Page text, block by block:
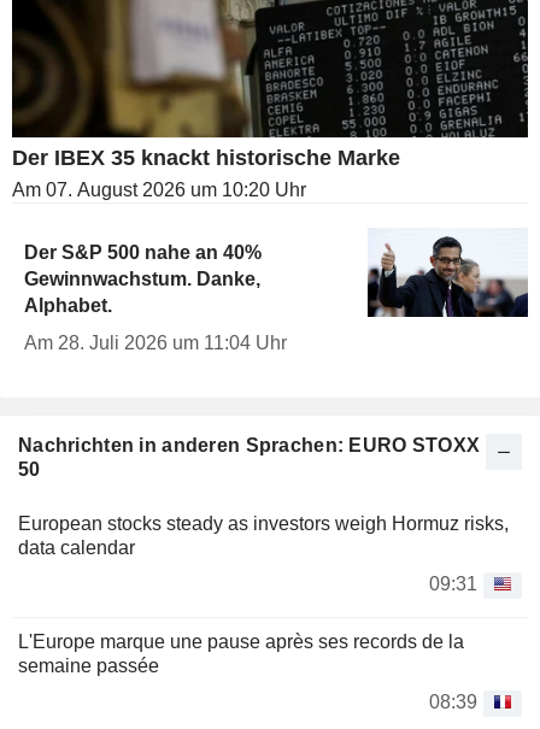
Nachrichten in anderen Sprachen: EURO STOXX
50
European stocks steady as investors weigh Hormuz risks,
data calendar
09:31
L'Europe marque une pause après ses records de la
semaine passée
08:39
Der IBEX 35 knackt historische Marke
Am 07. August 2026 um 10:20 Uhr
Der S&P 500 nahe an 40%
Gewinnwachstum. Danke,
Alphabet.
Am 28. Juli 2026 um 11:04 Uhr